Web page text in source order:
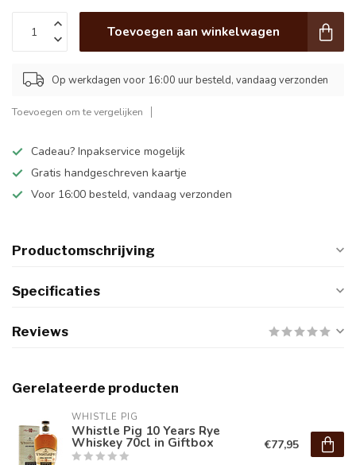
Toevoegen aan winkelwagen
Op werkdagen voor 16:00 uur besteld, vandaag verzonden
Toevoegen om te vergelijken
Cadeau? Inpakservice mogelijk
Gratis handgeschreven kaartje
Voor 16:00 besteld, vandaag verzonden
Productomschrijving
Specificaties
Reviews
Gerelateerde producten
WHISTLE PIG
Whistle Pig 10 Years Rye
Whiskey 70cl in Giftbox €77,95